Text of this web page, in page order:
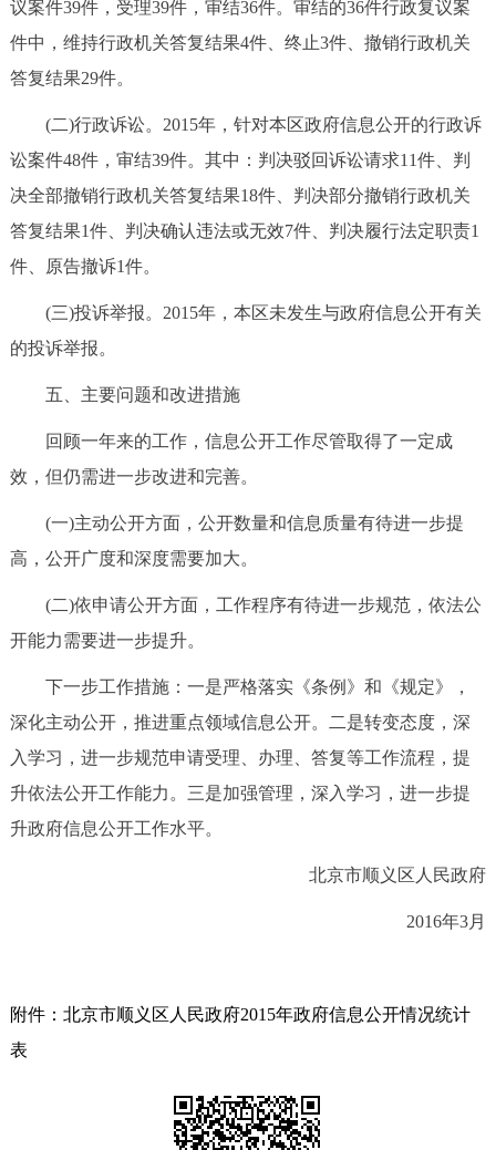
议案件39件，受理39件，审结36件。审结的36件行政复议案
件中，维持行政机关答复结果4件、终止3件、撤销行政机关
答复结果29件。
(二)行政诉讼。2015年，针对本区政府信息公开的行政诉
讼案件48件，审结39件。其中：判决驳回诉讼请求11件、判
决全部撤销行政机关答复结果18件、判决部分撤销行政机关
答复结果1件、判决确认违法或无效7件、判决履行法定职责1
件、原告撤诉1件。
(三)投诉举报。2015年，本区未发生与政府信息公开有关
的投诉举报。
五、主要问题和改进措施
回顾一年来的工作，信息公开工作尽管取得了一定成
效，但仍需进一步改进和完善。
(一)主动公开方面，公开数量和信息质量有待进一步提
高，公开广度和深度需要加大。
(二)依申请公开方面，工作程序有待进一步规范，依法公
开能力需要进一步提升。
下一步工作措施：一是严格落实《条例》和《规定》，
深化主动公开，推进重点领域信息公开。二是转变态度，深
入学习，进一步规范申请受理、办理、答复等工作流程，提
升依法公开工作能力。三是加强管理，深入学习，进一步提
升政府信息公开工作水平。
北京市顺义区人民政府
2016年3月
附件：北京市顺义区人民政府2015年政府信息公开情况统计
表